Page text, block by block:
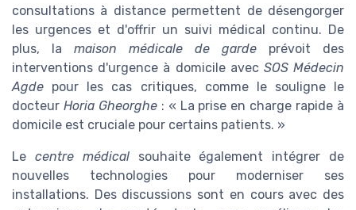
consultations à distance permettent de désengorger
les urgences et d'offrir un suivi médical continu. De
plus, la maison médicale de garde prévoit des
interventions d'urgence à domicile avec SOS Médecin
Agde pour les cas critiques, comme le souligne le
docteur Horia Gheorghe: « La prise en charge rapide à
domicile est cruciale pour certains patients. »
Le centre médicalsouhaite également intégrer de
nouvelles technologies pour moderniser ses
installations. Des discussions sont en cours avec des